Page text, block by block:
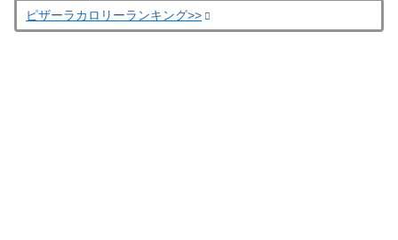
ピザーラカロリーランキング>>